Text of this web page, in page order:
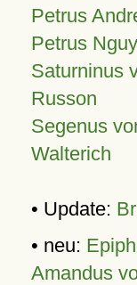
Petrus
Petrus
Saturninus
Russon
Segenus
Walterich
• Update:
• neu:
Amandus